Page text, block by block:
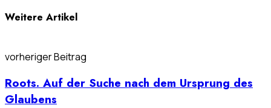
Weitere Artikel
vorheriger Beitrag
Roots. Auf der Suche nach dem Ursprung des
Glaubens